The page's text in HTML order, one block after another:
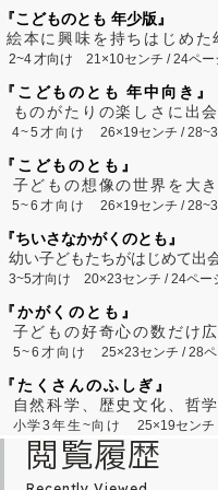
『こどものとも 年少版』
絵本に興味を持ちはじめた
2~4才向け 21×10センチ / 24ペー
『こどものとも 年中向き』
ものがたりの楽しさに出
4~5才向け26×19センチ /
『こどものとも』
子どもの想像の世界を大
5~6才向け26×19センチ /
『ちいさなかがくのとも』
幼い子どもたちがはじめて出
3~5才向け 20×23センチ / 24ペー
『かがくのとも』
子どもの好奇心の数だけ
5~6才向け25×23センチ / 28
『たくさんのふしぎ』
自然科学、歴史文化、哲
小学3年生~向け 25×19センチ
閲覧履歴